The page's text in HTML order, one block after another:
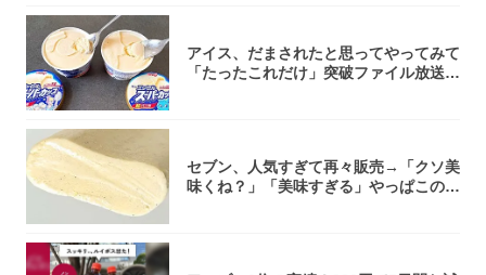
アイス、だまされたと思ってやってみて
「たったこれだけ」突破ファイル放送で
セブン、人気すぎて再々販売→「クソ美
味くね？」「美味すぎる」やっぱこのク